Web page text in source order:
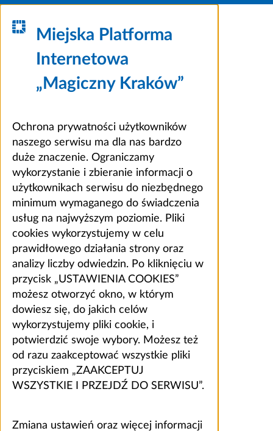
Miejska Platforma
Internetowa
„Magiczny Kraków”
Ochrona prywatności użytkowników
naszego serwisu ma dla nas bardzo
duże znaczenie. Ograniczamy
wykorzystanie i zbieranie informacji o
użytkownikach serwisu do niezbędnego
minimum wymaganego do świadczenia
usług na najwyższym poziomie. Pliki
cookies wykorzystujemy w celu
prawidłowego działania strony oraz
analizy liczby odwiedzin. Po kliknięciu w
przycisk „USTAWIENIA COOKIES”
możesz otworzyć okno, w którym
dowiesz się, do jakich celów
wykorzystujemy pliki cookie, i
potwierdzić swoje wybory. Możesz też
od razu zaakceptować wszystkie pliki
przyciskiem „ZAAKCEPTUJ
WSZYSTKIE I PRZEJDŹ DO SERWISU”.
Zmiana ustawień oraz więcej informacji